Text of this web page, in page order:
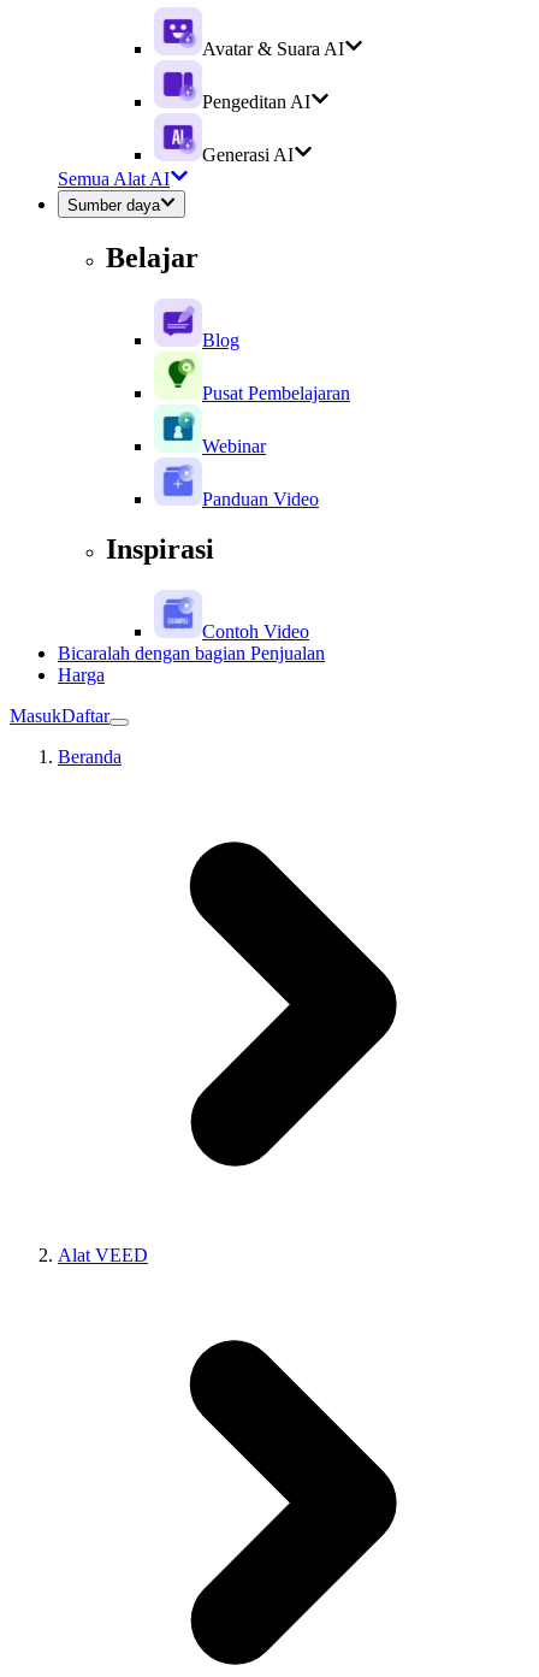
Avatar & Suara AI
Pengeditan AI
Generasi AI
Semua Alat AI
Sumber daya
Belajar
Blog
Pusat Pembelajaran
Webinar
Panduan Video
Inspirasi
Contoh Video
Bicaralah dengan bagian Penjualan
Harga
MasukDaftar
Beranda
Alat VEED